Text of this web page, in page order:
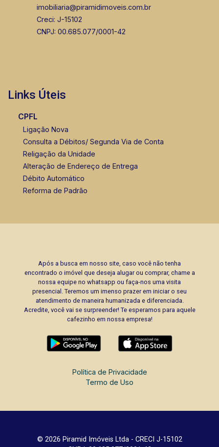
imobiliaria@piramidimoveis.com.br
Creci: J-15102
CNPJ: 00.685.077/0001-42
Links Úteis
CPFL
Ligação Nova
Consulta a Débitos/ Segunda Via de Conta
Religação da Unidade
Alteração de Endereço de Entrega
Débito Automático
Reforma de Padrão
Após a busca em nosso site, caso você não tenha
encontrado o imóvel que deseja alugar ou comprar, chame a
nossa equipe no whatsapp ou faça-nos uma visita
presencial. Teremos um imenso prazer em iniciar o seu
atendimento de maneira humanizada e diferenciada.
Acredite, você vai se surpreender! Te esperamos para aquele
cafezinho em nossa empresa!
Política de Privacidade
Termo de Uso
© 2026 Piramid Imóveis Ltda - CRECI J-15102